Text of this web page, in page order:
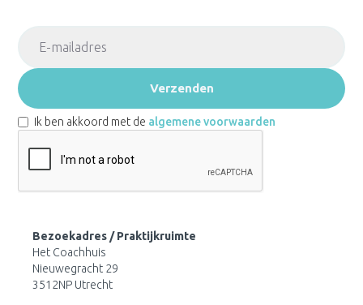
Ik ben akkoord met de algemene voorwaarden
Bezoekadres / Praktijkruimte
Het Coachhuis
Nieuwegracht 29
3512NP Utrecht